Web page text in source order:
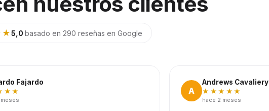
5,0·basado en 290 reseñas en Google
Fajardo
A
Andrews Cavaliery
★★★★★
hace 2 meses